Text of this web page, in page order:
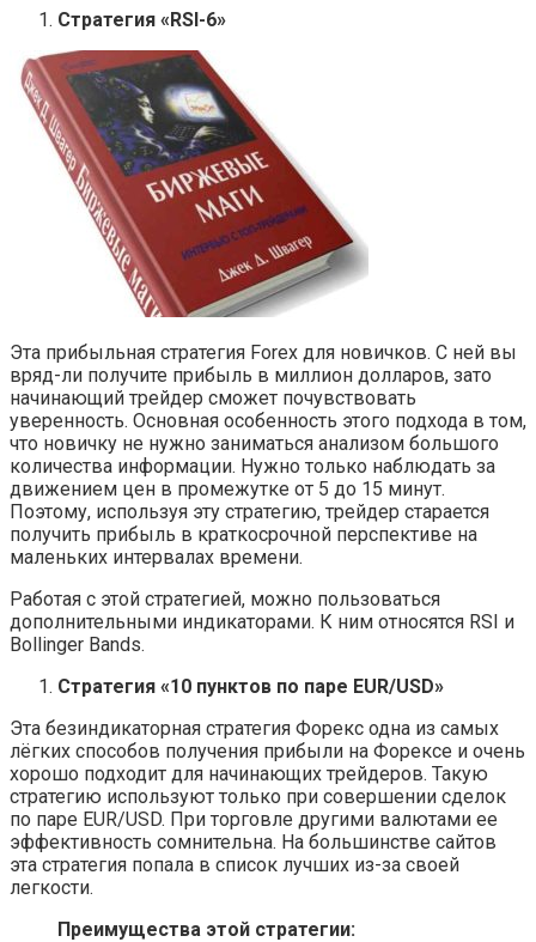
Стратегия «RSI-6»
Эта прибыльная стратегия Forex для новичков. С ней вы
вряд-ли получите прибыль в миллион долларов, зато
начинающий трейдер сможет почувствовать
уверенность. Основная особенность этого подхода в том,
что новичку не нужно заниматься анализом большого
количества информации. Нужно только наблюдать за
движением цен в промежутке от 5 до 15 минут.
Поэтому, используя эту стратегию, трейдер старается
получить прибыль в краткосрочной перспективе на
маленьких интервалах времени.
Работая с этой стратегией, можно пользоваться
дополнительными индикаторами. К ним относятся RSI и
Bollinger Bands.
Стратегия «10 пунктов по паре EUR/USD»
Эта безиндикаторная стратегия Форекс одна из самых
лёгких способов получения прибыли на Форексе и очень
хорошо подходит для начинающих трейдеров. Такую
стратегию используют только при совершении сделок
по паре EUR/USD. При торговле другими валютами ее
эффективность сомнительна. На большинстве сайтов
эта стратегия попала в список лучших из-за своей
легкости.
Преимущества этой стратегии: